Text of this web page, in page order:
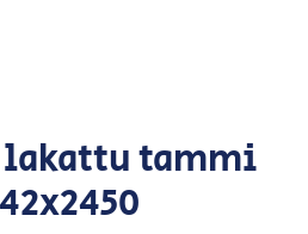
tammi